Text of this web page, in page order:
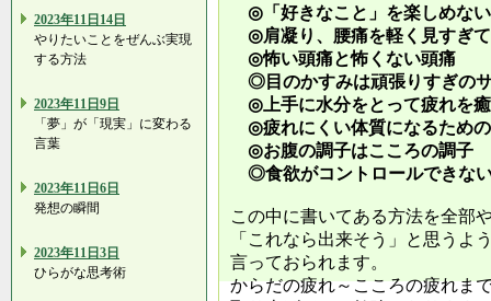
2023年11日14日
やりたいことをぜんぶ実現
する方法
2023年11日9日
「夢」が「現実」に変わる
言葉
2023年11日6日
発想の瞬間
2023年11日3日
ひらがな思考術
◎「好きなこと」を楽しめな
◎肩凝り、腰痛を軽く見すぎ
◎怖い頭痛と怖くない頭痛
◎目のかすみは頑張りすぎの
◎上手に水分をとって疲れを
◎疲れにくい体質になるため
◎お腹の調子はこころの調子
◎食欲がコントロールできな
この中に書いてある方法を全部
「これなら出来そう」と思うよ
言っておられます。
からだの疲れ～こころの疲れま